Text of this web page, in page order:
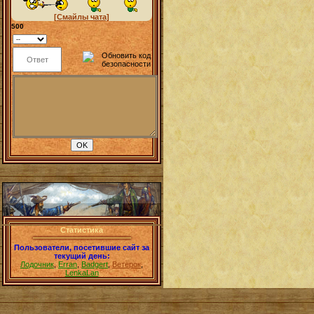
[Смайлы чата]
500
Статистика
Пользователи, посетившие сайт за
текущий день:
Лодочник,Erran Badgert,Ветерок,
LenkaLan